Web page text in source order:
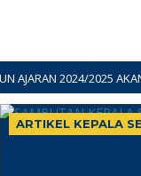
PEMBUATAN
ARTIKEL KEPALA